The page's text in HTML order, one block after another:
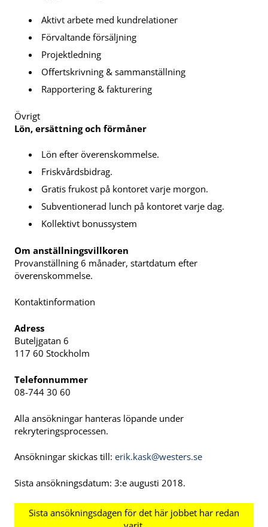
Aktivt arbete med kundrelationer
Förvaltande försäljning
Projektledning
Offertskrivning & sammanställning
Rapportering & fakturering
Övrigt
Lön, ersättning och förmåner
Lön efter överenskommelse.
Friskvårdsbidrag.
Gratis frukost på kontoret varje morgon.
Subventionerad lunch på kontoret varje dag.
Kollektivt bonussystem
Om anställningsvillkoren
Provanställning 6 månader, startdatum efter
överenskommelse.
Kontaktinformation
Adress
Buteljgatan 6
117 60 Stockholm
Telefonnummer
08-744 30 60
Alla ansökningar hanteras löpande under
rekryteringsprocessen.
Ansökningar skickas till: erik.kask@westers.se
Sista ansökningsdatum: 3:e augusti 2018.